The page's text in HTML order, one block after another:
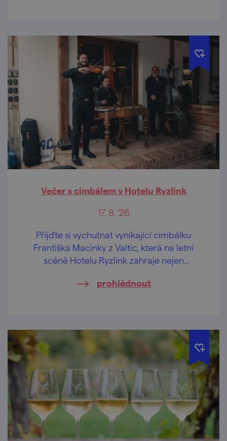
Večer s cimbálem v Hotelu Ryzlink
17. 8. '26
Přijďte si vychutnat vynikající cimbálku
Františka Macinky z Valtic, která na letní
scéně Hotelu Ryzlink zahraje nejen
prohlédnout